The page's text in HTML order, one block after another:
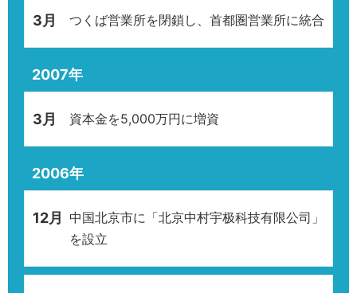
3月 つくば営業所を閉鎖し、首都圏営業所に統合
2007年
3月 資本金を5,000万円に増資
2006年
12月
中国北京市に「北京中村宇极科技有限公司」
を設立